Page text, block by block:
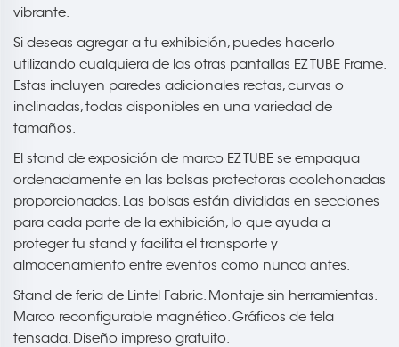
vibrante.
Si deseas agregar a tu exhibición, puedes hacerlo
utilizando cualquiera de las otras pantallas EZ TUBE Frame.
Estas incluyen paredes adicionales rectas, curvas o
inclinadas, todas disponibles en una variedad de
tamaños.
El stand de exposición de marco EZ TUBE se empaqua
ordenadamente en las bolsas protectoras acolchonadas
proporcionadas. Las bolsas están divididas en secciones
para cada parte de la exhibición, lo que ayuda a
proteger tu stand y facilita el transporte y
almacenamiento entre eventos como nunca antes.
Stand de feria de Lintel Fabric. Montaje sin herramientas.
Marco reconfigurable magnético. Gráficos de tela
tensada. Diseño impreso gratuito.